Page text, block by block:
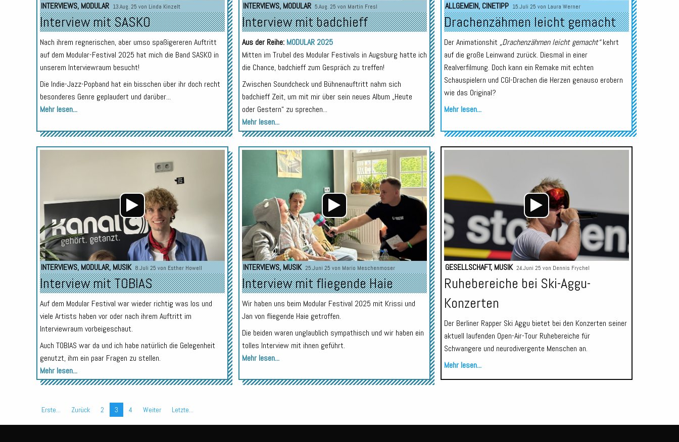
INTERVIEWS, MODULAR 13.Aug. 25 von Linda Kinzelt
Interview mit SASKO
Nach ihrem regnerischen, aber umso spaßigereren Auftritt
auf dem Modular-Festival 2025 hat mich die Band SASKO in
unserem Interviewraum besucht!
Die Indie-Jazz-Popband hat ein bisschen über ihr doch recht
besonderes Genre geplaudert und darüber...
Mehr lesen...
INTERVIEWS, MODULAR 5.Aug. 25 von Martin Fresl
Interview mit badchieff
Aus der Reihe: MODULAR 2025
Mitten im Trubel des Modular Festivals in Augsburg hatte ich
die Chance, badchieff zum Gespräch zu treffen!
Zwischen Soundcheck und Bühnenauftritt nahm sich
badchieff Zeit, um mit mir über sein neues Album „Heute
oder Gestern“ zu sprechen...
Mehr lesen...
ALLGEMEIN, CINETIPP 15.Juli 25 von Laura Werner
Drachenzähmen leicht gemacht
Der Animationshit „Drachenzähmen leicht gemacht“kehrt
auf die große Leinwand zurück. Diesmal in einer
Realverfilmung. Doch kann ein Remake mit echten
Schauspielern und CGI-Drachen die Herzen genauso erobern
wie das Original?
Mehr lesen...
Audio-
Player
INTERVIEWS, MODULAR, MUSIK 8.Juli 25 von Esther Howell
Interview mit TOBIAS
Auf dem Modular Festival war wieder richtig was los und
viele Artists haben vor oder nach ihrem Auftritt im
Interviewraum vorbeigeschaut.
Auch TOBIAS war da und ich habe natürlich die Gelegenheit
genutzt, ihm ein paar Fragen zu stellen.
Mehr lesen...
Audio-
Player
INTERVIEWS, MUSIK 25.Juni 25 von Mario Meschenmoser
Interview mit fliegende Haie
Wir haben uns beim Modular Festival 2025 mit Krissi und
Jan von fliegende Haie getroffen.
Die beiden waren unglaublich sympathisch und wir haben ein
tolles Interview mit ihnen geführt.
Mehr lesen...
GESELLSCHAFT, MUSIK 24.Juni 25 von Dennis Frychel
Ruhebereiche bei Ski-Aggu-
Konzerten
Der Berliner Rapper Ski Aggu bietet bei den Konzerten seiner
aktuell laufenden Open-Air-Tour Ruhebereiche für
Schwangere und neurodivergente Menschen an.
Mehr lesen...
Erste... Zurück 2 3 4 Weiter Letzte...